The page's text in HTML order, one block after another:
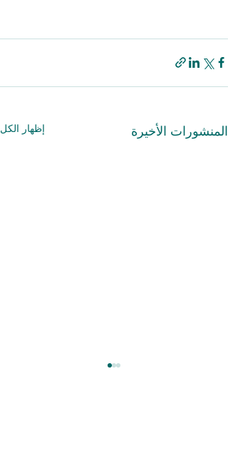
المنشورات الأخيرة إظهار الكل